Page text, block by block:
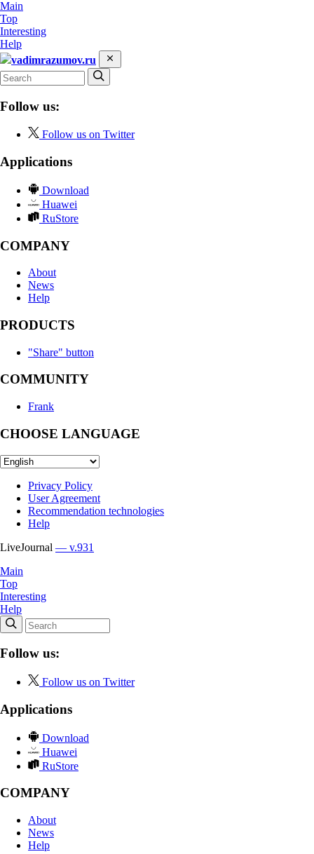
Main
Top
Interesting
Help
vadimrazumov.ru
Follow us:
Follow us on Twitter
Applications
Download
Huawei
RuStore
COMPANY
About
News
Help
PRODUCTS
"Share" button
COMMUNITY
Frank
CHOOSE LANGUAGE
Privacy Policy
User Agreement
Recommendation technologies
Help
LiveJournal — v.931
Main
Top
Interesting
Help
Follow us:
Follow us on Twitter
Applications
Download
Huawei
RuStore
COMPANY
About
News
Help